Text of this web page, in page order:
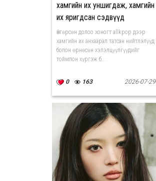
хамгийн их уншигдаж, хамгийн
их яригдсан сэдвүүд
Өнгөрсөн долоо хоногт allkpop дээр
хамгийн их анхаарал татсан нийтлэлүүд
болон өрнөсөн хэлэлцүүлгүүдийг
тоймлон хүргэж б...
0 163 2026-07-29